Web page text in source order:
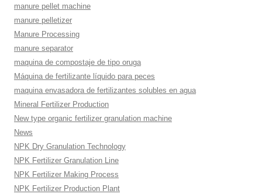
manure pellet machine
manure pelletizer
Manure Processing
manure separator
maquina de compostaje de tipo oruga
Máquina de fertilizante líquido para peces
maquina envasadora de fertilizantes solubles en agua
Mineral Fertilizer Production
New type organic fertilizer granulation machine
News
NPK Dry Granulation Technology
NPK Fertilizer Granulation Line
NPK Fertilizer Making Process
NPK Fertilizer Production Plant